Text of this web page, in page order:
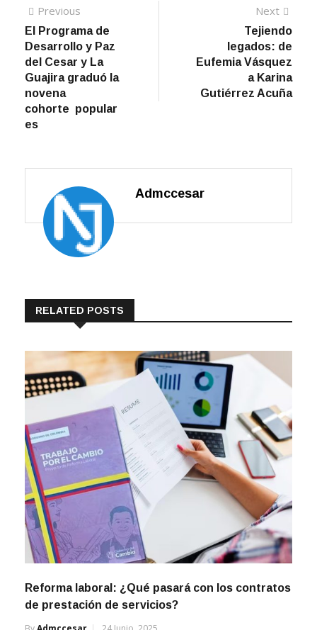
Navegación
de
entradas
Previous
post:
El Programa de
Desarrollo y Paz
del Cesar y La
Guajira graduó la
novena
cohorte popular
es
Next
post:
Tejiendo
legados: de
Eufemia Vásquez
a Karina
Gutiérrez Acuña
Admccesar
RELATED POSTS
Reforma laboral: ¿Qué pasará con los contratos
de prestación de servicios?